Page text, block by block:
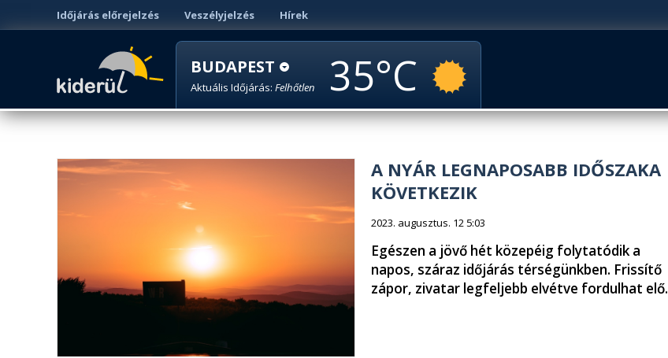
Időjárás előrejelzés Veszélyjelzés Hírek
BUDAPEST
Aktuális Időjárás: Felhőtlen 35
A NYÁR LEGNAPOSABB IDŐSZAKA
KÖVETKEZIK
2023. augusztus. 12 5:03
Egészen a jövő hét közepéig folytatódik a
napos, száraz időjárás térségünkben. Frissítő
zápor, zivatar legfeljebb elvétve fordulhat elő.